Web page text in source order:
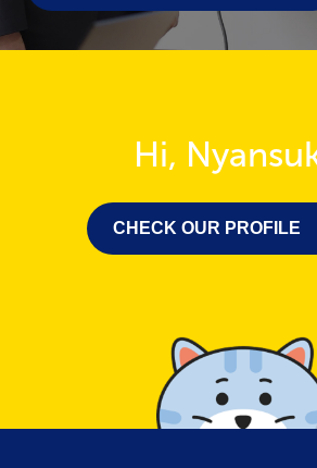
Hi,
CHECK OUR PROFILE